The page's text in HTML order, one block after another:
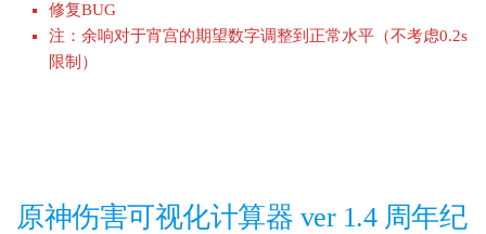
修复BUG
注：余响对于宵宫的期望数字调整到正常水平（不考虑0.2s
限制）
原神伤害可视化计算器 ver 1.4 周年纪